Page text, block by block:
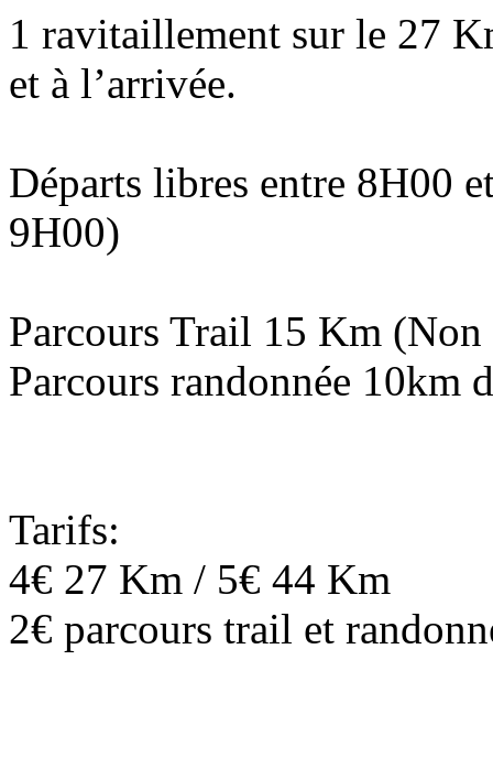
1 ravitaillement sur le 27
et à l’arrivée.
Départs libres entre 8H00
9H00)
Parcours Trail 15 Km
Parcours randonnée 10km
Tarifs:
4€ 27 Km / 5€ 44 Km
2€ parcours trail et